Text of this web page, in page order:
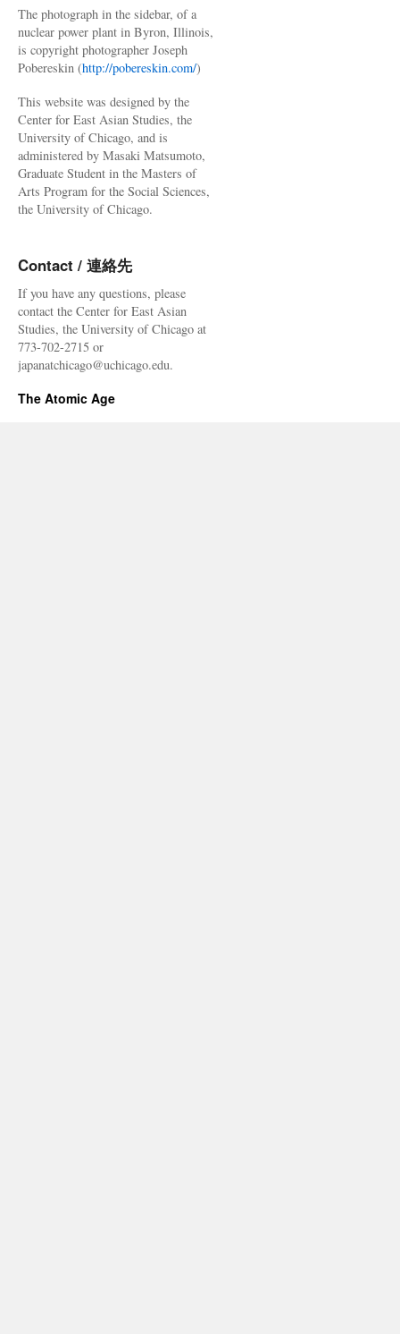
The photograph in the sidebar, of a
nuclear power plant in Byron, Illinois,
is copyright photographer Joseph
Pobereskin (http://pobereskin.com/)
This website was designed by the
Center for East Asian Studies, the
University of Chicago, and is
administered by Masaki Matsumoto,
Graduate Student in the Masters of
Arts Program for the Social Sciences,
the University of Chicago.
Contact / 連絡先
If you have any questions, please
contact the Center for East Asian
Studies, the University of Chicago at
773-702-2715 or
japanatchicago@uchicago.edu.
The Atomic Age